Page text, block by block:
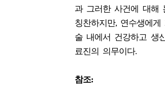
과 그러한 사건에 대해
칭찬하지만, 연수생에
술 내에서 건강하고 생
료진의 의무이다.
참조: